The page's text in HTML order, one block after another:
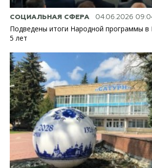
СОЦИАЛЬНАЯ СФЕРА 04.06.2026
Подведены итоги Народной программы в
5 лет